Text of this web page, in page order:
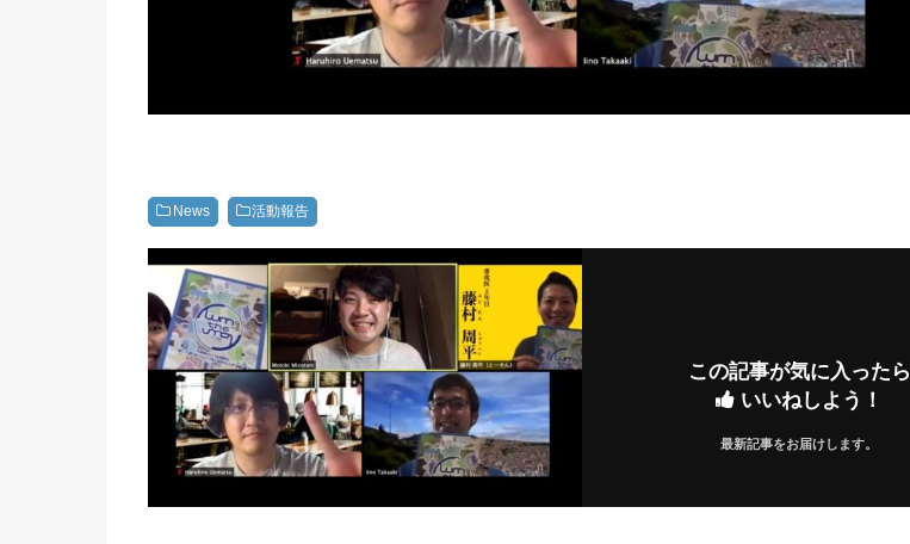
News 活動報告
この記事が気に入ったら
いいねしよう！
最新記事をお届けします。